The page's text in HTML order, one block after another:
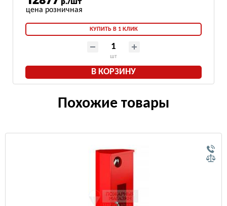
КУПИТЬ В 1 КЛИК
шт
В КОРЗИНУ
Похожие товары